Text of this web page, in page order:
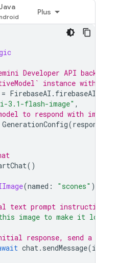
Plus
Developer API backend
instance with a
= FirebaseAI . firebaseAI
3.1-flash-image" ,
to respond with
GenerationConfig(
()
(named : "scones" )
prompt instructing
image to make it look
response, send a user
chat. sendMessage(image